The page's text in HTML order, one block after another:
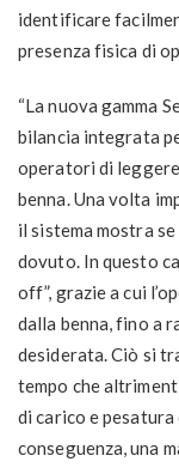
identificare
presenza fisica di
“La nuova gamma
bilancia integrata
operatori di
benna. Una volta
il sistema mostra
dovuto. In questo
off”, grazie a cui
dalla benna, fino a
desiderata. Ciò si
tempo che
di carico e pesatura
conseguenza, una